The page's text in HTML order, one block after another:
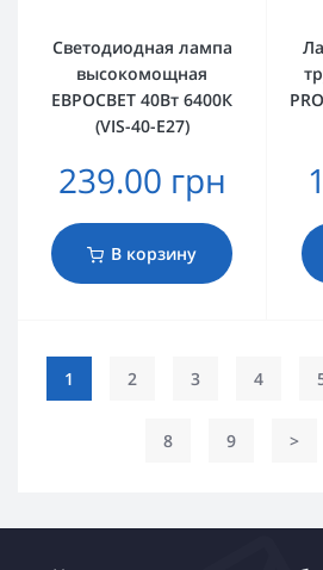
Светодиодная лампа
высокомощная
ЕВРОСВЕТ 40Вт 6400К
(VIS-40-E27)
239.00 грн
В корзину
1 2 3 4
8 9 >